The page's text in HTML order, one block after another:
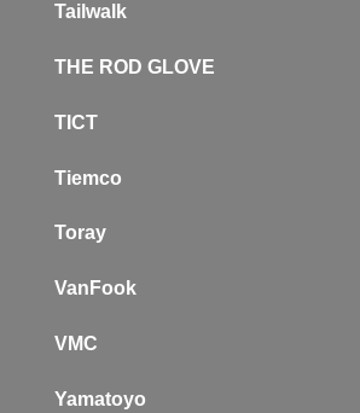
Tailwalk
THE ROD GLOVE
TICT
Tiemco
Toray
VanFook
VMC
Yamatoyo